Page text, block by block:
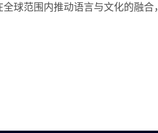
球范围内推动语言与文化的融合，